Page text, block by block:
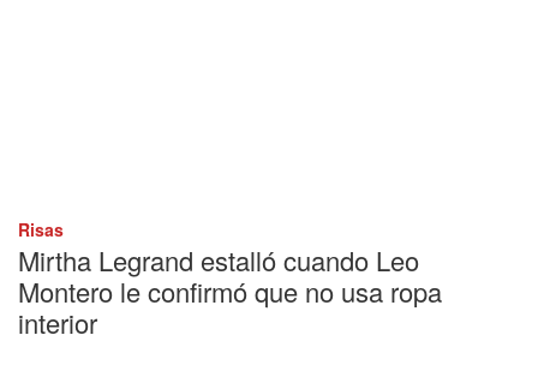
Risas
Mirtha Legrand estalló cuando Leo
Montero le confirmó que no usa ropa
interior